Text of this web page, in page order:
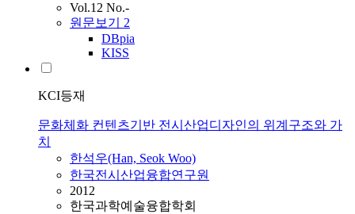
Vol.12 No.-
원문보기 2
DBpia
KISS
KCI등재
문화체화 컨텐츠기반 전시산업디자인의 위계구조와 가
치
한석우(Han, Seok Woo)
한국전시산업융합연구원
2012
한국과학예술융합학회